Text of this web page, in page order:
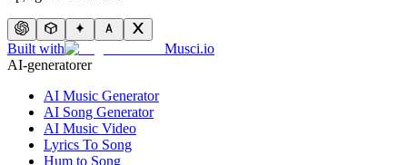
Built with
Musci.io
AI-generatorer
AI Music Generator
AI Song Generator
AI Music Video
Lyrics To Song
Hum to Song